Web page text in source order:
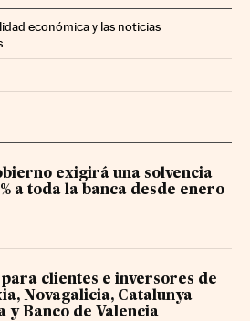
económica y las noticias
Cinco Días en Facebook
Cinco Días en Twitter
exigirá una solvencia
a toda la banca desde enero
para clientes e inversores de
Novagalicia, Catalunya
y Banco de Valencia